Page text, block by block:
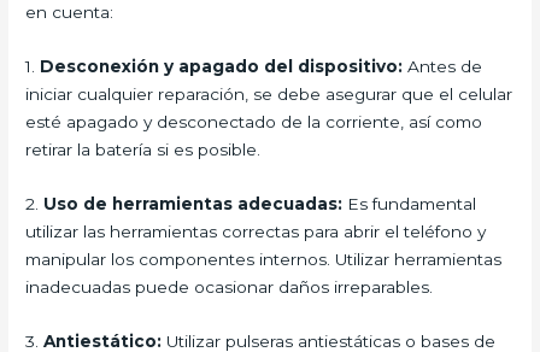
en cuenta:
1. Desconexión y apagado del dispositivo: Antes de
iniciar cualquier reparación, se debe asegurar que el celular
esté apagado y desconectado de la corriente, así como
retirar la batería si es posible.
2. Uso de herramientas adecuadas: Es fundamental
utilizar las herramientas correctas para abrir el teléfono y
manipular los componentes internos. Utilizar herramientas
inadecuadas puede ocasionar daños irreparables.
3.Antiestático: Utilizar pulseras antiestáticas o bases de